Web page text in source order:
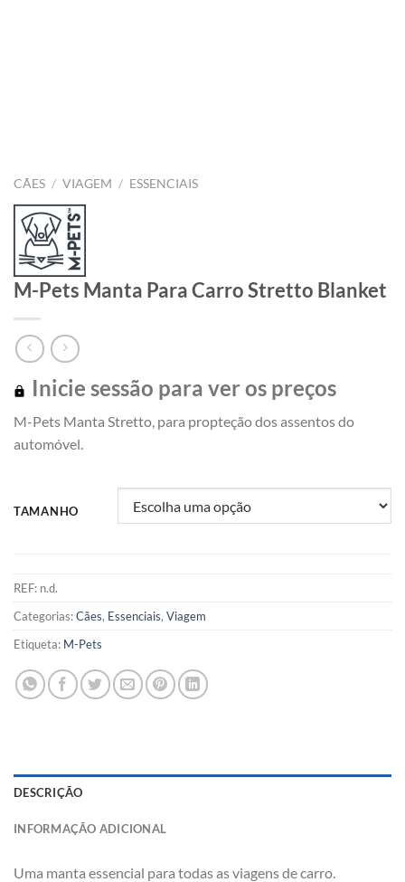
CÃES / VIAGEM / ESSENCIAIS
M-Pets Manta Para Carro Stretto Blanket
Inicie sessão para ver os preços
M-Pets Manta Stretto, para propteção dos assentos do
automóvel.
TAMANHO
REF: n.d.
Categorias:Cães, Essenciais, Viagem
Etiqueta: M-Pets
DESCRIÇÃO
INFORMAÇÃO ADICIONAL
Uma manta essencial para todas as viagens de carro.